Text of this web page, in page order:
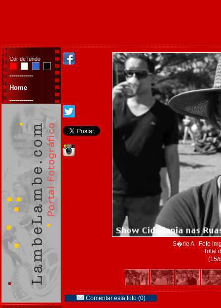
Cor de fundo
------------
Home
------------
S�rie A - Foto
Total
(15/
Comentar esta foto (0)